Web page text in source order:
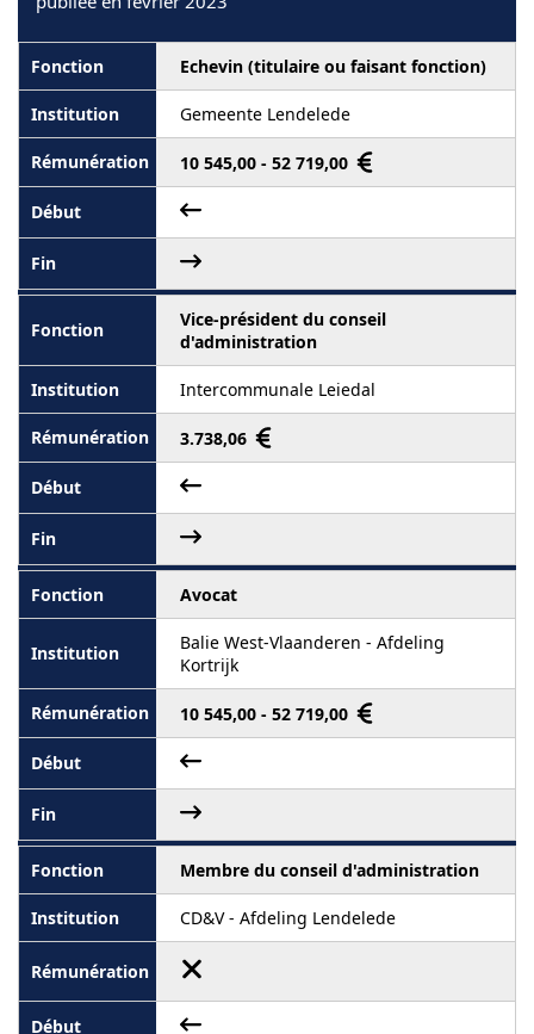
Echevin (titulaire ou faisant fonction)
Gemeente Lendelede
10 545,00 - 52 719,00
Vice-président du conseil
d'administration
Intercommunale Leiedal
3.738,06
Avocat
Balie West-Vlaanderen - Afdeling
Kortrijk
10 545,00 - 52 719,00
Membre du conseil d'administration
CD&V - Afdeling Lendelede